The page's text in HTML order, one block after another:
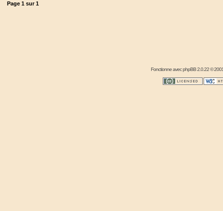
Page 1 sur1
Fonctionne avecphpBB2.0.22 ©